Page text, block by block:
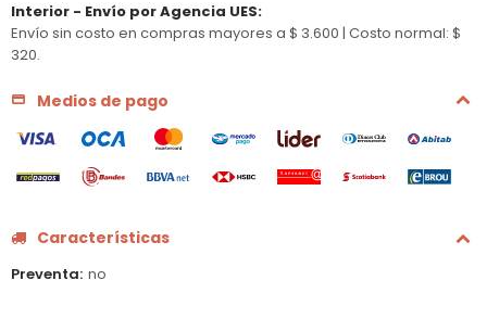
Interior - Envío por Agencia UES:
Envío sin costo en compras mayores a $ 3.600 | Costo normal: $
320.
Medios de pago
Características
Preventa no